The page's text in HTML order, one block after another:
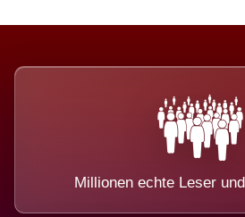
Millionen echte Leser